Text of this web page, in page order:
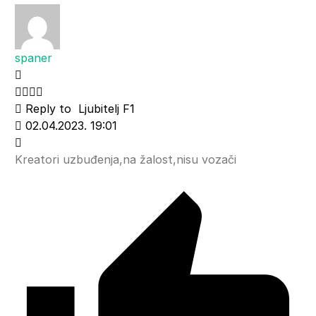
spaner
Reply to Ljubitelj F1
02.04.2023. 19:01
Kreatori uzbuđenja,na žalost,nisu vozači